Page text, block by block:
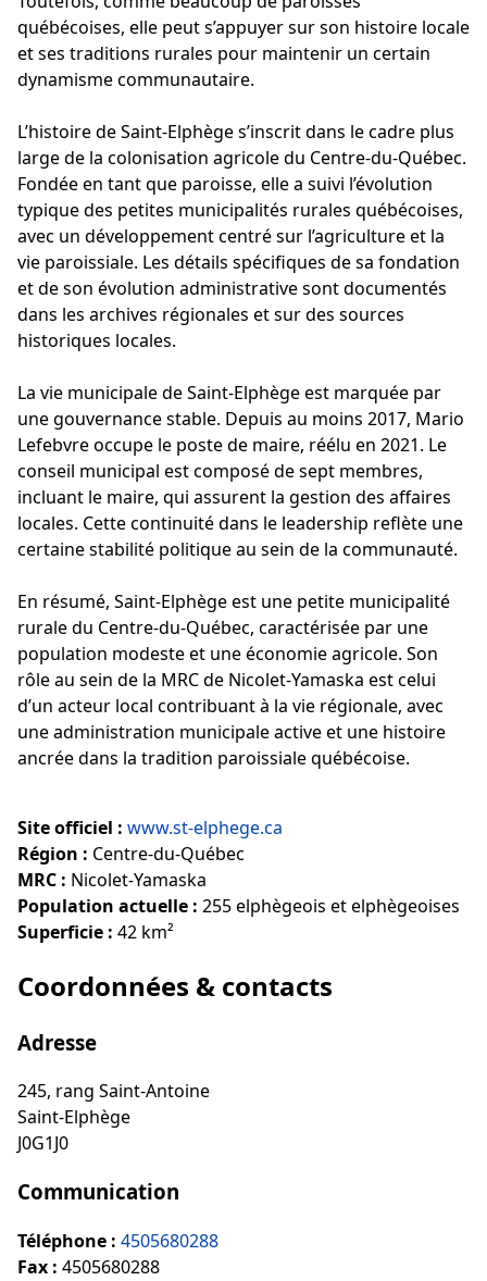
québécoises, elle peut s’appuyer sur son histoire locale
et ses traditions rurales pour maintenir un certain
dynamisme communautaire.
L’histoire de Saint-Elphège s’inscrit dans le cadre plus
large de la colonisation agricole du Centre-du-Québec.
Fondée en tant que paroisse, elle a suivi l’évolution
typique des petites municipalités rurales québécoises,
avec un développement centré sur l’agriculture et la
vie paroissiale. Les détails spécifiques de sa fondation
et de son évolution administrative sont documentés
dans les archives régionales et sur des sources
historiques locales.
La vie municipale de Saint-Elphège est marquée par
une gouvernance stable. Depuis au moins 2017, Mario
Lefebvre occupe le poste de maire, réélu en 2021. Le
conseil municipal est composé de sept membres,
incluant le maire, qui assurent la gestion des affaires
locales. Cette continuité dans le leadership reflète une
certaine stabilité politique au sein de la communauté.
En résumé, Saint-Elphège est une petite municipalité
rurale du Centre-du-Québec, caractérisée par une
population modeste et une économie agricole. Son
rôle au sein de la MRC de Nicolet-Yamaska est celui
d’un acteur local contribuant à la vie régionale, avec
une administration municipale active et une histoire
ancrée dans la tradition paroissiale québécoise.
Site officiel : www.st-elphege.ca
Région : Centre-du-Québec
MRC : Nicolet-Yamaska
Population actuelle : 255 elphègeois et elphègeoises
Superficie : 42 km²
Coordonnées & contacts
Adresse
245, rang Saint-Antoine
Saint-Elphège
J0G1J0
Communication
Téléphone : 4505680288
Fax : 4505680288